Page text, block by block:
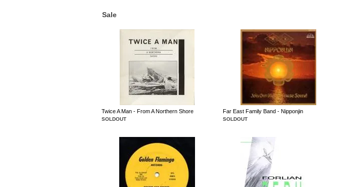
Sale
Twice A Man - From A Northern Shore
SOLDOUT
Far East Family Band - Nipponjin
SOLDOUT